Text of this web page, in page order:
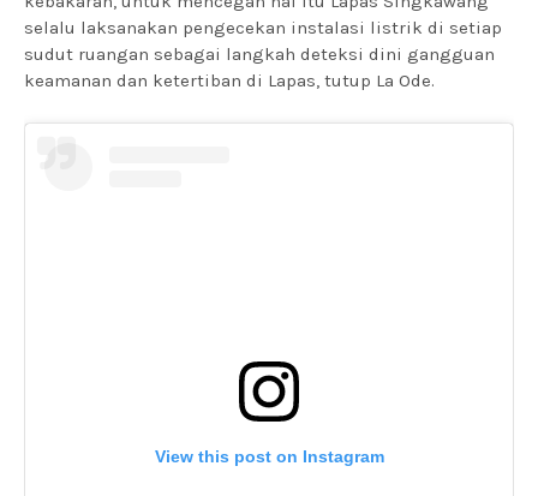
selalu laksanakan pengecekan instalasi listrik di setiap
sudut ruangan sebagai langkah deteksi dini gangguan
keamanan dan ketertiban di Lapas, tutup La Ode.
View this post on Instagram